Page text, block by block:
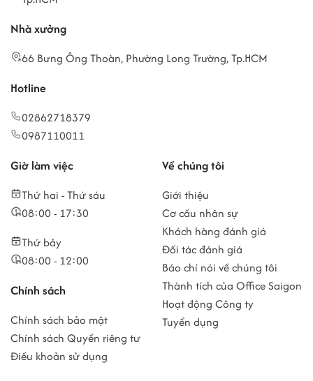
Nhà xưởng
66 Bưng Ông Thoàn, Phường Long Trường, Tp.HCM
Hotline
02862718379
0987110011
Giờ làm việc
Thứ hai - Thứ sáu
08:00 - 17:30
Thứ bảy
08:00 - 12:00
Chính sách
Chính sách bảo mật
Chính sách Quyền riêng tư
Điều khoản sử dụng
Về chúng tôi
Giới thiệu
Cơ cấu nhân sự
Khách hàng đánh giá
Đối tác đánh giá
Báo chí nói về chúng tôi
Thành tích của Office Saigon
Hoạt động Công ty
Tuyển dụng